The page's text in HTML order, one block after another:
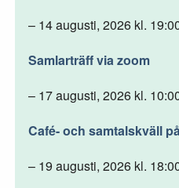
– 14 augusti, 2026 kl.
Samlarträff via zoom
– 17 augusti, 2026 kl.
Café- och samtalskväll
– 19 augusti, 2026 kl.